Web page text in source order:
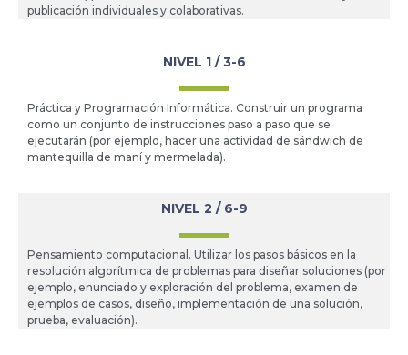
publicación individuales y colaborativas.
NIVEL 1 / 3-6
Práctica y Programación Informática. Construir un programa
como un conjunto de instrucciones paso a paso que se
ejecutarán (por ejemplo, hacer una actividad de sándwich de
mantequilla de maní y mermelada).
NIVEL 2 / 6-9
Pensamiento computacional. Utilizar los pasos básicos en la
resolución algorítmica de problemas para diseñar soluciones (por
ejemplo, enunciado y exploración del problema, examen de
ejemplos de casos, diseño, implementación de una solución,
prueba, evaluación).